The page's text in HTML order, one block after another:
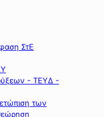
ΣτΕ
- ΤΕΥΔ -
των